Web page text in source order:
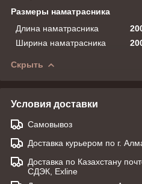
Размеры наматрасника
Длина наматрасника
Ширина наматрасника
Скрыть
Условия доставки
Самовывоз
Доставка курьером по г.
Доставка по Казахстану
СДЭК, Exline